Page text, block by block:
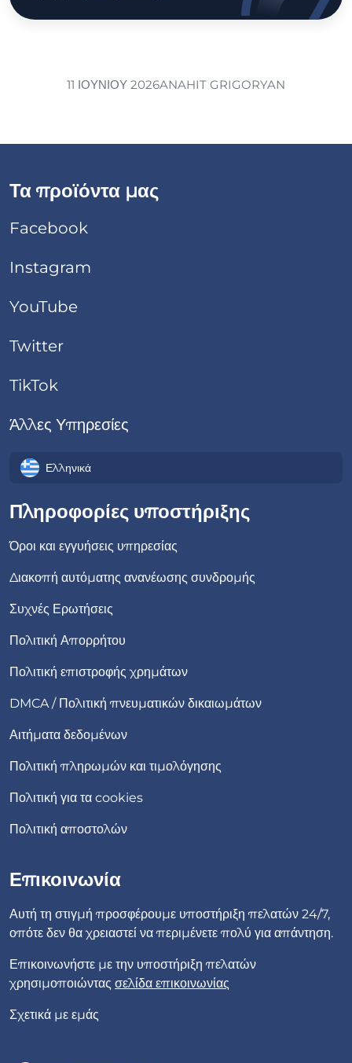
11 ΙΟΥΝΊΟΥ 2026ANAHIT GRIGORYAN
Τα προϊόντα μας
Facebook
Instagram
YouTube
Twitter
TikTok
Άλλες Υπηρεσίες
Ελληνικά
Πληροφορίες υποστήριξης
Όροι και εγγυήσεις υπηρεσίας
Διακοπή αυτόματης ανανέωσης συνδρομής
Συχνές Ερωτήσεις
Πολιτική Απορρήτου
Πολιτική επιστροφής χρημάτων
DMCA / Πολιτική πνευματικών δικαιωμάτων
Αιτήματα δεδομένων
Πολιτική πληρωμών και τιμολόγησης
Πολιτική για τα cookies
Πολιτική αποστολών
Επικοινωνία
Αυτή τη στιγμή προσφέρουμε υποστήριξη πελατών 24/7,
οπότε δεν θα χρειαστεί να περιμένετε πολύ για απάντηση.
Επικοινωνήστε με την υποστήριξη πελατών
χρησιμοποιώντας σελίδα επικοινωνίας
Σχετικά με εμάς